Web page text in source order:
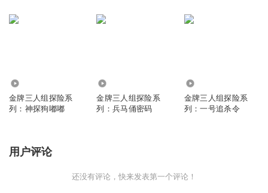
金牌三人组探险系
列：神探狗嘟嘟
金牌三人组探险系
列：兵马俑密码
金牌三人组探险系
列：一号追杀令
用户评论
还没有评论，快来发表第一个评论！